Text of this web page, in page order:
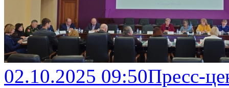
02.10.2025 09:50Пресс-